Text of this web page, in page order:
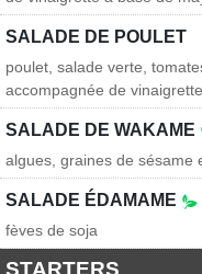
SALADE DE POULET
poulet, salade verte,
accompagnée de
SALADE DE WAKAME
algues, graines de sésame
SALADE ÉDAMAME
fèves de soja
STARTERS